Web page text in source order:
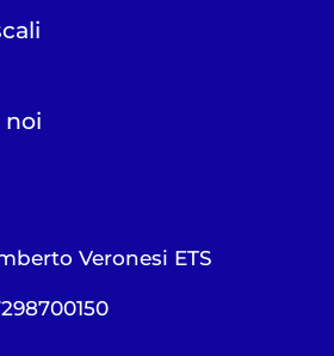
noi
Veronesi ETS